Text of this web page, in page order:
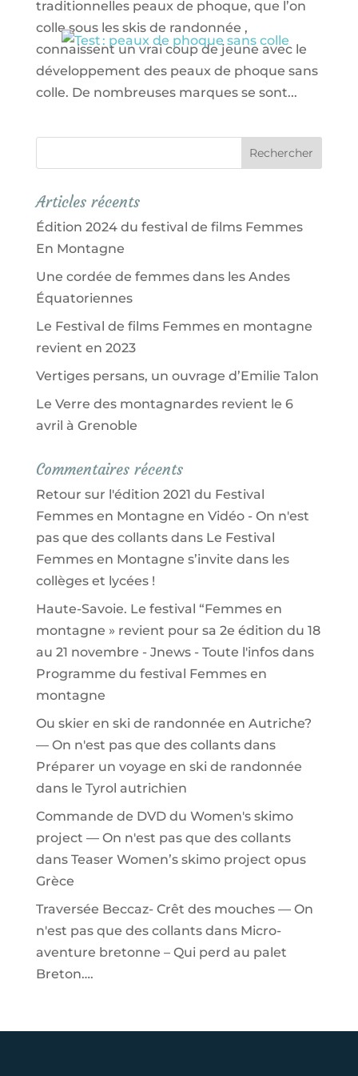
traditionnelles peaux de phoque, que l’on
colle sous les skis de randonnée ,
connaissent un vrai coup de jeune avec le
développement des peaux de phoque sans
colle. De nombreuses marques se sont...
Articles récents
Édition 2024 du festival de films Femmes
En Montagne
Une cordée de femmes dans les Andes
Équatoriennes
Le Festival de films Femmes en montagne
revient en 2023
Vertiges persans, un ouvrage d’Emilie Talon
Le Verre des montagnardes revient le 6
avril à Grenoble
Commentaires récents
Retour sur l'édition 2021 du Festival
Femmes en Montagne en Vidéo - On n'est
pas que des collantsdans Le Festival
Femmes en Montagne s’invite dans les
collèges et lycées !
Haute-Savoie. Le festival “Femmes en
montagne » revient pour sa 2e édition du 18
au 21 novembre - Jnews - Toute l'infosdans
Programme du festival Femmes en
montagne
Ou skier en ski de randonnée en Autriche?
— On n'est pas que des collantsdans
Préparer un voyage en ski de randonnée
dans le Tyrol autrichien
Commande de DVD du Women's skimo
project — On n'est pas que des collants
dans Teaser Women’s skimo project opus
Grèce
Traversée Beccaz- Crêt des mouches — On
n'est pas que des collantsdans Micro-
aventure bretonne – Qui perd au palet
Breton….